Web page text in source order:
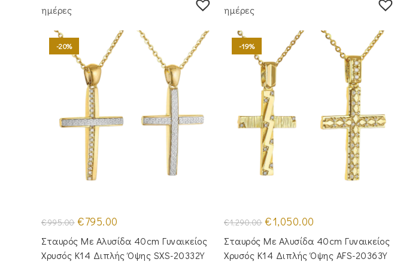
ημέρες
-20%
€995.00 Original
price
was:
€995.00.
€795.00
τιμή
είναι:
€795.00.
Σταυρός Με Αλυσίδα 40cm Γυναικείος
Χρυσός Κ14 Διπλής Όψης SXS-20332Y
ημέρες
-19%
€1,290.00 Original
price
was:
€1,290.00.
€1,050.00
τιμή
είναι:
€1,050.00.
Σταυρός Mε Aλυσίδα 40cm Γυναικείος
Χρυσός Κ14 Διπλής Όψης AFS-20363Y